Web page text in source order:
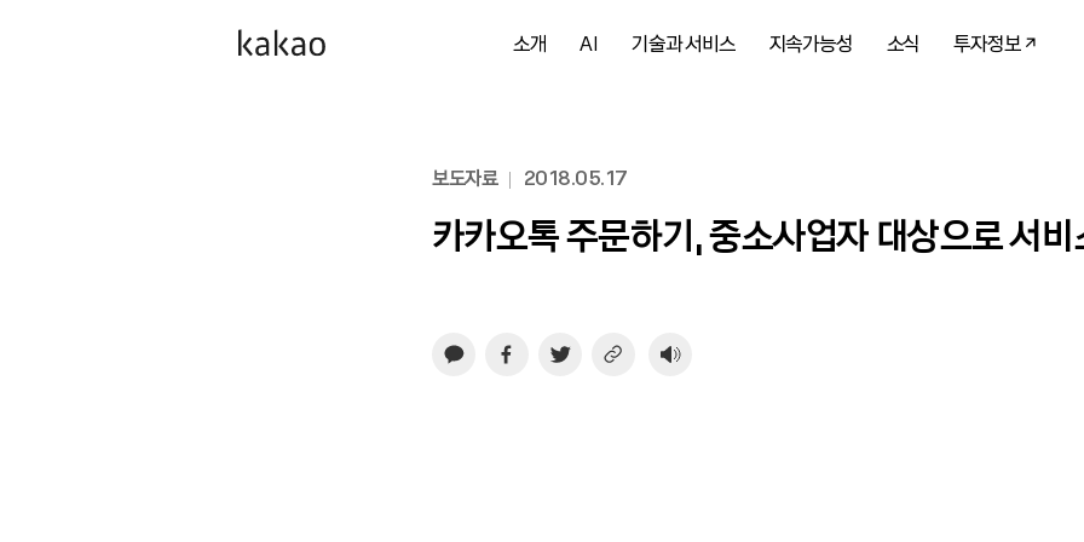
소개 AI 기술과 서비스 지속가능성 소식 투자정보
보도자료 2018.05.17
카카오톡 주문하기, 중소사업자 대상으로 서